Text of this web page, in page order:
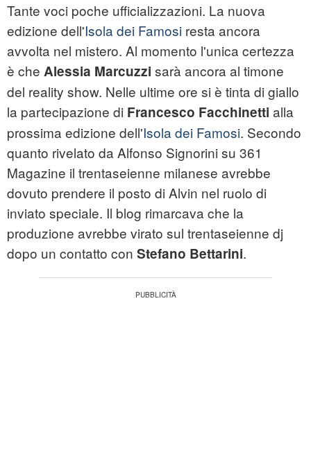
Tante voci poche ufficializzazioni. La nuova
edizione dell'Isola dei Famosi resta ancora
avvolta nel mistero. Al momento l'unica certezza
è che Alessia Marcuzzi sarà ancora al timone
del reality show. Nelle ultime ore si è tinta di giallo
la partecipazione di Francesco Facchinetti alla
prossima edizione dell'Isola dei Famosi. Secondo
quanto rivelato da Alfonso Signorini su 361
Magazine il trentaseienne milanese avrebbe
dovuto prendere il posto di Alvin nel ruolo di
inviato speciale. Il blog rimarcava che la
produzione avrebbe virato sul trentaseienne dj
dopo un contatto con Stefano Bettarini.